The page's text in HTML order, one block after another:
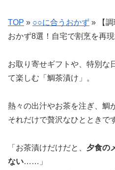
TOP » ○○に合うおかず »
【
おかず8選！自宅で割烹を再
お取り寄せギフトや、特別な
て楽しむ「鯛茶漬け」。
熱々の出汁やお茶を注ぎ、鯛
それだけで贅沢なひとときで
「お茶漬けだけだと、 夕食の
ない……」